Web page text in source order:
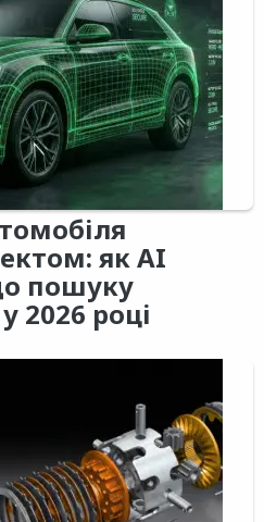
як AI
пошуку
2026 році